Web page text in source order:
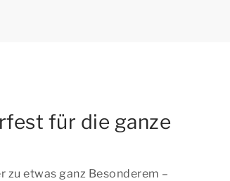
für die ganze
etwas ganz Besonderem –